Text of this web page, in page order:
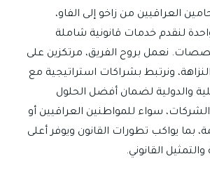
العراقيين من زاخو إلى الفاو،
لنقدم خدمات قانونية شاملة
نعمل بروح الفريق، مرتكزين على
ونرتبط بشراكات استراتيجية مع
والدولية لضمان أفضل الحلول
والشركات، سواء للمواطنين العراقيين أو
بما يواكب تطورات القانون ويوفر أعلى
القانوني.